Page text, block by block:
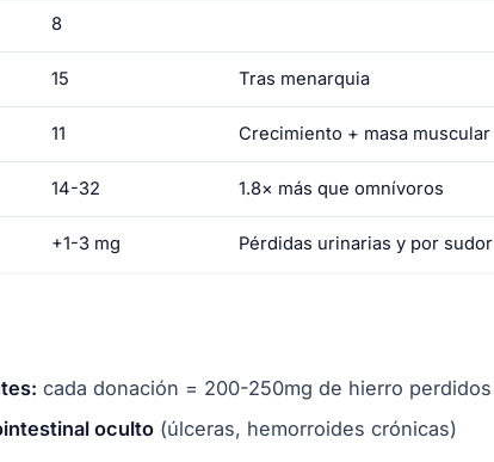
8
15 Tras menarquia
11 Crecimiento + masa muscular
14-32 1.8× más que omnívoros
+1-3 mg Pérdidas urinarias y por sudor
cada donación = 200-250mg de hierro perdidos
oculto (úlceras, hemorroides crónicas)